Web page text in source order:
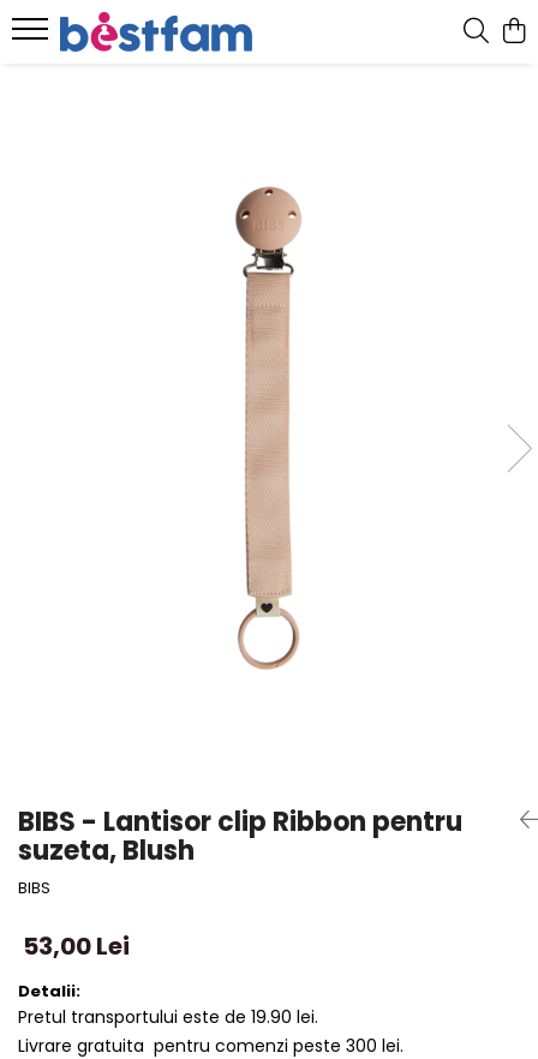
BIBS - Lantisor clip Ribbon pentru
suzeta, Blush
BIBS
53,00 Lei
Detalii:
Pretul transportului este de 19.90 lei.
Livrare gratuita pentru comenzi peste 300 lei.